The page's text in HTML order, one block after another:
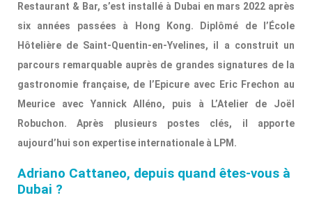
Restaurant & Bar, s’est installé à Dubai en mars 2022 après
six années passées à Hong Kong. Diplômé de l’École
Hôtelière de Saint-Quentin-en-Yvelines, il a construit un
parcours remarquable auprès de grandes signatures de la
gastronomie française, de l’Epicure avec Eric Frechon au
Meurice avec Yannick Alléno, puis à L’Atelier de Joël
Robuchon. Après plusieurs postes clés, il apporte
aujourd’hui son expertise internationale à LPM.
Adriano Cattaneo, depuis quand êtes-vous à
Dubai ?